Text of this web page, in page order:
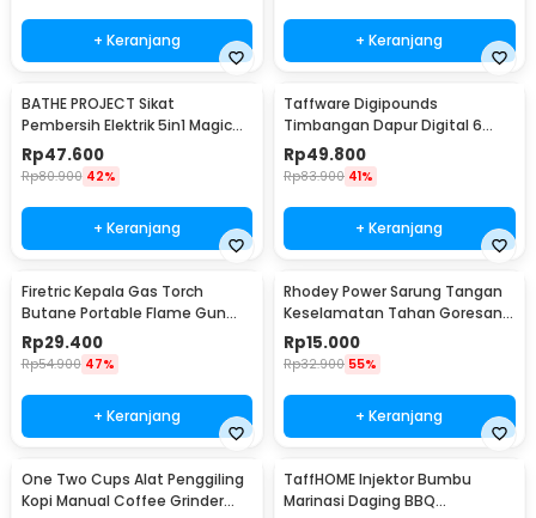
+ Keranjang + Keranjang
BATHE PROJECT Sikat
Pembersih Elektrik 5in1 Magic
Brush Rechargeable - WQ8110
Rp47.600
Rp80.900 42%
+ Keranjang
Taffware Digipounds
Timbangan Dapur Digital 6
Satuan 1kg 0.1g - i2000
Rp49.800
Rp83.900 41%
+ Keranjang
Firetric Kepala Gas Torch
Butane Portable Flame Gun
Adjustable - 807
Rp29.400
Rp54.900 47%
+ Keranjang
Rhodey Power Sarung Tangan
Keselamatan Tahan Goresan
Pisau - EN388
Rp15.000
Rp32.900 55%
+ Keranjang
One Two Cups Alat Penggiling
Kopi Manual Coffee Grinder
TaffHOME Injektor Bumbu
Marinasi Daging BBQ